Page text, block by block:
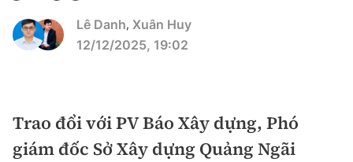
Tiêu điểm
Quy hoạch hạ tầng
Quy hoạch
Lăng kính
Nhà đầu tư
Lê Danh, Xuân Huy
12/12/2025, 19:02
Trao đổi với PV Báo Xây dựng, Phó
giám đốc Sở Xây dựng Quảng Ngãi